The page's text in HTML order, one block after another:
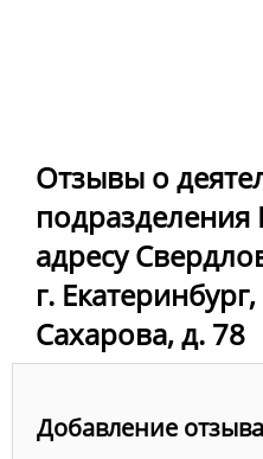
Отзывы о
адресу
г.
Сахарова, д. 78
Добавление отзыва